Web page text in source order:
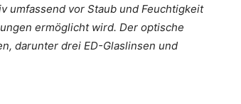
umfassend vor Staub und Feuchtigkeit
ermöglicht wird. Der optische
darunter drei ED-Glaslinsen und